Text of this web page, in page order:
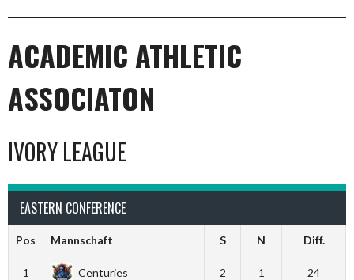
ACADEMIC ATHLETIC
ASSOCIATON
IVORY LEAGUE
EASTERN CONFERENCE
Pos Mannschaft S N Diff.
1 Centuries 2 1 24